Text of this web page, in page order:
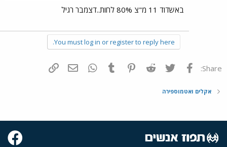
באשדוד 11 מ"צ 80% לחות..דצמבר רגיל
You must log in or register to reply here.
Share: פייסבוק Twitter
Reddit
Pinterest
Tumblr
WhatsAppדואר אלקטרוני
אקלים ואטמוספירה